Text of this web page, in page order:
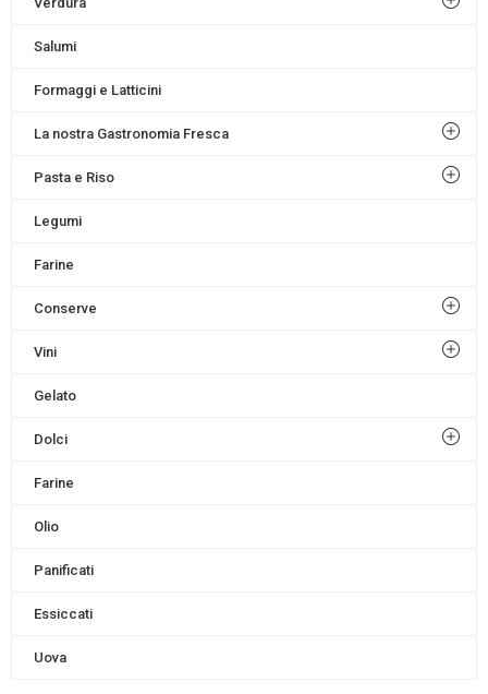
Salumi
Formaggi e Latticini
La nostra Gastronomia Fresca
Pasta e Riso
Legumi
Farine
Conserve
Vini
Gelato
Dolci
Farine
Olio
Panificati
Essiccati
Uova